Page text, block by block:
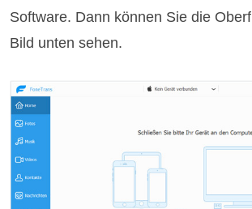
Software. Dann können Sie die
Bild unten sehen.